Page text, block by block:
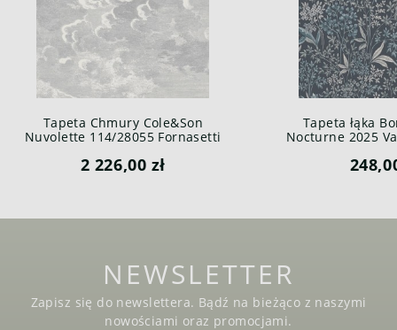
Tapeta Chmury Cole&Son
Nuvolette 114/28055 Fornasetti
2 226,00 zł
Tapeta łąka
Nocturne 2025
NEWSLETTER
Zapisz się do newslettera. Bądź na bieżąco z naszymi
nowościami oraz promocjami.